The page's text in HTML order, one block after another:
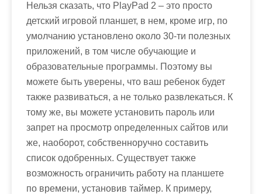
Нельзя сказать, что PlayPad 2 – это просто
детский игровой планшет, в нем, кроме игр, по
умолчанию установлено около 30-ти полезных
приложений, в том числе обучающие и
образовательные программы. Поэтому вы
можете быть уверены, что ваш ребенок будет
также развиваться, а не только развлекаться. К
тому же, вы можете установить пароль или
запрет на просмотр определенных сайтов или
же, наоборот, собственноручно составить
список одобренных. Существует также
возможность ограничить работу на планшете
по времени, установив таймер. К примеру,